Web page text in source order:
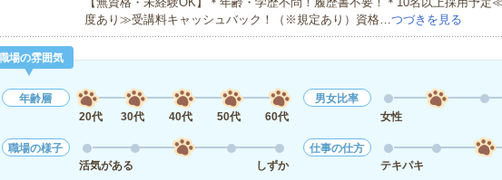
度あり≫受講料キャッシュバック！（※規定あり）資格…つづきを見る
場の雰囲気
年齢層
20代
30代 40代 50代 60代
男女比率
女性
職場の様子
活気がある
しずか
仕事の仕方
テキパキ